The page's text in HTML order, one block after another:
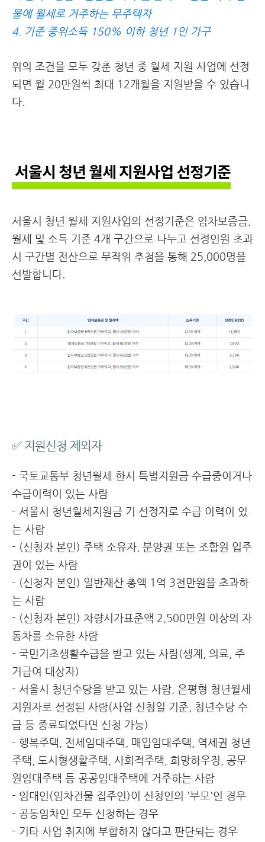
물에 월세로 거주하는 무주택자
4. 기준 중위소득 150% 이하 청년 1인 가구
위의 조건을 모두 갖춘 청년 중 월세 지원 사업에 선정
되면 월 20만원씩 최대 12개월을 지원받을 수 있습니
다.
서울시 청년 월세 지원사업 선정기준
서울시 청년 월세 지원사업의 선정기준은 임차보증금,
월세 및 소득 기준 4개 구간으로 나누고 선정인원 초과
시 구간별 전산으로 무작위 추첨을 통해 25,000명을
선발합니다.
✅ 지원신청 제외자
- 국토교통부 청년월세 한시 특별지원금 수급중이거나
수급이력이 있는 사람
- 서울시 청년월세지원금 기 선정자로 수급 이력이 있
는 사람
- (신청자 본인) 주택 소유자, 분양권 또는 조합원 입주
권이 있는 사람
- (신청자 본인) 일반재산 총액 1억 3천만원을 초과하
는 사람
- (신청자 본인) 차량시가표준액 2,500만원 이상의 자
동차를 소유한 사람
- 국민기초생활수급을 받고 있는 사람(생계, 의료, 주
거급여 대상자)
- 서울시 청년수당을 받고 있는 사람, 은평형 청년월세
지원자로 선정된 사람(사업 신청일 기준, 청년수당 수
급 등 종료되었다면 신청 가능)
- 행복주택, 전세임대주택, 매입임대주택, 역세권 청년
주택, 도시형생활주택, 사회적주택, 희망하우징, 공무
원임대주택 등 공공임대주택에 거주하는 사람
- 임대인(임차건물 집주인)이 신청인의 '부모'인 경우
- 공동임차인 모두 신청하는 경우
- 기타 사업 취지에 부합하지 않다고 판단되는 경우